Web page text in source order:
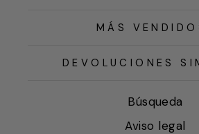
MÁS
DEVOLUCIONES
Búsqueda
Aviso legal